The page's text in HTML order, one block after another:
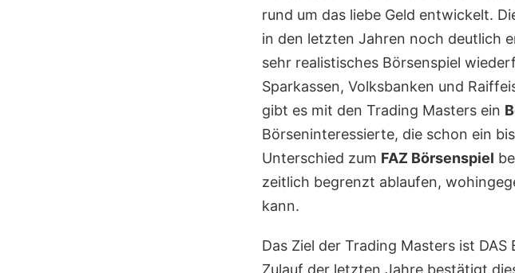
rund um das liebe Geld entwickelt.
in den letzten Jahren noch deutlich
sehr realistisches Börsenspiel
Sparkassen, Volksbanken und
gibt es mit den Trading Masters ein
Börseninteressierte, die schon ein
Unterschied zum FAZ Börsenspiel
zeitlich begrenzt ablaufen,
kann.
Das Ziel der Trading Masters ist
Zulauf der letzten Jahre bestätigt